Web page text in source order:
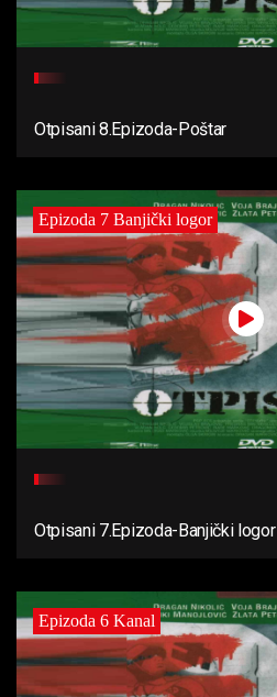
Otpisani 8.Epizoda-Poštar
Epizoda 7 Banjički logor
Otpisani 7.Epizoda-Banjički logor
Epizoda 6 Kanal